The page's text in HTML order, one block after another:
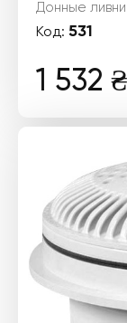
Донные ливни
Код: 531
1 532 ₴